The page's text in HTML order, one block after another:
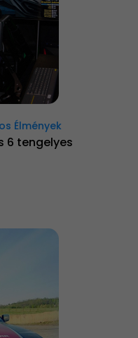
Élmények
6 tengelyes